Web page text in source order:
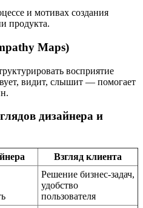
и мотивах создания
продукта.
Maps)
восприятие
видит, слышит — помогает
дизайнера и
Взгляд клиента
Решение бизнес-задач,
удобство
пользователя